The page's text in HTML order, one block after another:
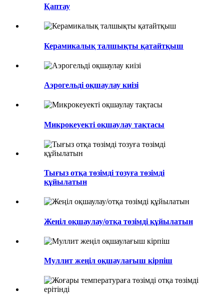
Қаптау
Керамикалық талшықты қатайтқыш
Аэрогельді оқшаулау киізі
Микрокеуекті оқшаулау тақтасы
Тығыз отқа төзімді тозуға төзімді
құйылатын
Жеңіл оқшаулау/отқа төзімді құйылатын
Муллит жеңіл оқшаулағыш кірпіш